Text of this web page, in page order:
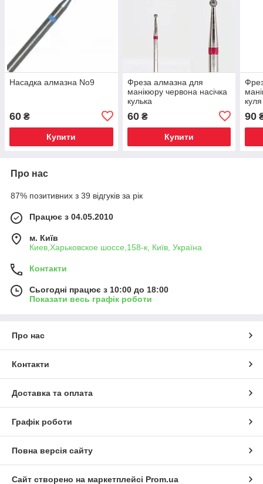
Насадка алмазна No9
60 ₴
Купити
Фреза алмазна для
манікюру червона насічка
кулька
60₴
Купити
куля
90
Про нас
87% позитивних з 39 відгуків за рік
Працює з 04.05.2010
м. Київ
Киев,Харьковское шоссе,158-к, Київ, Україна
Контакти
Сьогодні працює з 10:00 до 18:00
Показати весь графік роботи
Про нас
Контакти
Доставка та оплата
Графік роботи
Повна версія сайту
Сайт створено на маркетплейсі Prom.ua